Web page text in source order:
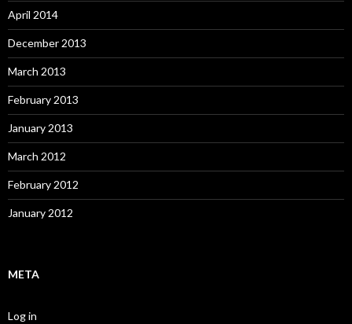
April 2014
December 2013
March 2013
February 2013
January 2013
March 2012
February 2012
January 2012
META
Log in